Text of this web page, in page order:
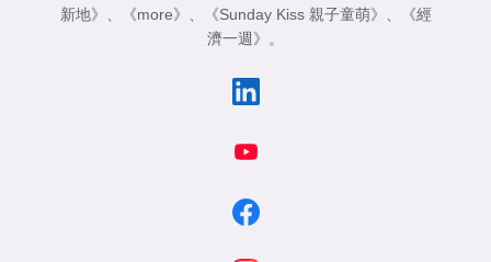
新地》
《more》 《Sunday Kiss 親子童萌》
《經
濟一週》
。